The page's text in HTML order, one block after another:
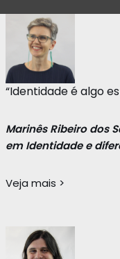
“Identidade é algo
Marinês Ribeiro dos
em Identidade e
Veja mais >